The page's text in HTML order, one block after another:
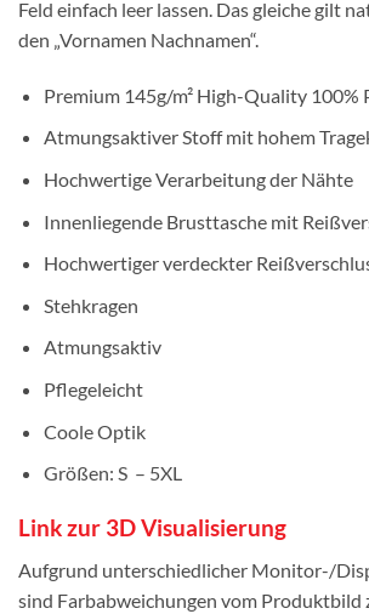
Feld einfach leer lassen. Das gleiche gilt
den „Vornamen Nachnamen“.
Premium 145g/m² High-Quality 100%
Atmungsaktiver Stoff mit hohem
Hochwertige Verarbeitung der Nähte
Innenliegende Brusttasche mit
Hochwertiger verdeckter
Stehkragen
Atmungsaktiv
Pflegeleicht
Coole Optik
Größen: S – 5XL
Link zur 3D Visualisierung
Aufgrund unterschiedlicher Monitor-/
sind Farbabweichungen vom Produktbild